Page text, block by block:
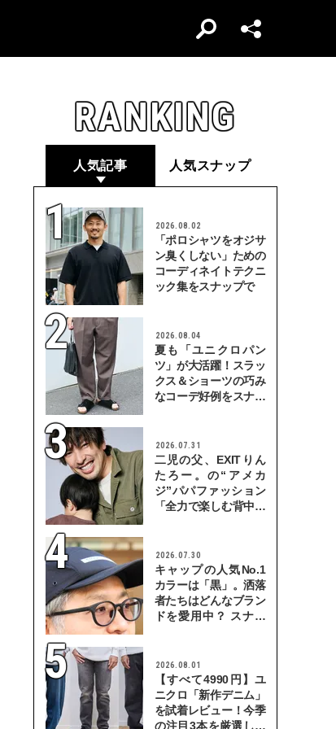
RANKING
人気記事 人気スナップ
2026.08.02
「ポロシャツをオジサ
ン臭くしない」ための
コーディネイトテクニ
ック集をスナップで
2026.08.04
夏も「ユニクロパン
ツ」が大活躍！スラッ
クス＆ショーツの巧み
なコーデ好例をスナッ
2026.07.31
二児の父、EXITりん
たろー。の“アメカ
ジ”パパファッション
「全力で楽しむ背中を
2026.07.30
キャップの人気No.1
カラーは「黒」。洒落
者たちはどんなブラン
ドを愛用中？ スナッ
2026.08.01
【すべて4990円】ユ
ニクロ「新作デニム」
を試着レビュー！今季
の注目3本を厳選して